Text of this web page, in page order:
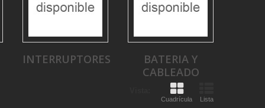
INTERRUPTORES
BATERIA Y
CABLEADO
Cuadrícula Lista